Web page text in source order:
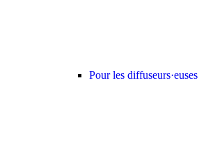
Pour les diffuseurs·euses